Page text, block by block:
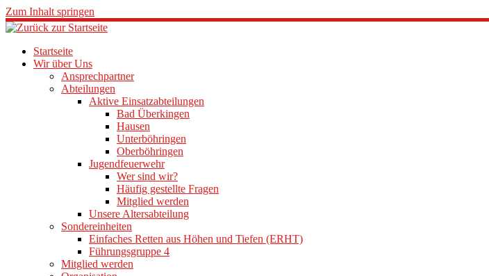
Zum Inhalt springen
Startseite
Wir über Uns
Ansprechpartner
Abteilungen
Aktive Einsatzabteilungen
Bad Überkingen
Hausen
Unterböhringen
Oberböhringen
Jugendfeuerwehr
Wer sind wir?
Häufig gestellte Fragen
Mitglied werden
Unsere Altersabteilung
Sondereinheiten
Einfaches Retten aus Höhen und Tiefen (ERHT)
Führungsgruppe 4
Mitglied werden